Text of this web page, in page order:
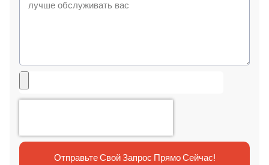
Отправьте Свой Запрос Прямо Сейчас!